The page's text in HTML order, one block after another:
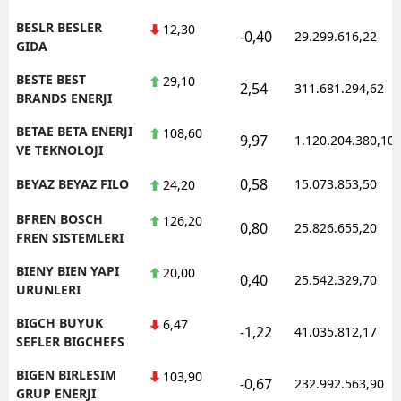
BESLR BESLER
GIDA
12,30 -0,40 29.299.616,22
BESTE BEST
BRANDS ENERJI
29,10 2,54 311.681.294,62
BETAE BETA ENERJI
VE TEKNOLOJI
108,60 9,97 1.120.204.380,10
BEYAZ BEYAZ FILO 24,20 0,58 15.073.853,50
BFREN BOSCH
FREN SISTEMLERI
126,20 0,80 25.826.655,20
BIENY BIEN YAPI
URUNLERI
20,00 0,40 25.542.329,70
BIGCH BUYUK
SEFLER BIGCHEFS
6,47 -1,22 41.035.812,17
BIGEN BIRLESIM
GRUP ENERJI
103,90 -0,67 232.992.563,90